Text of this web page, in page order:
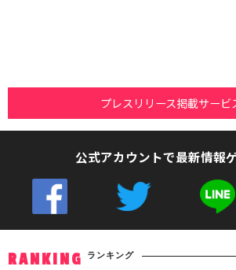
プレスリリース掲載サービ
公式アカウントで最新情報
RANKING ランキング